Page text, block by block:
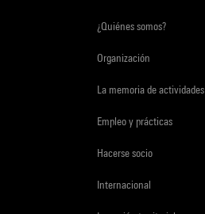
¿Quiénes somos?
Organización
La memoria de actividades
Empleo y prácticas
Hacerse socio
Internacional